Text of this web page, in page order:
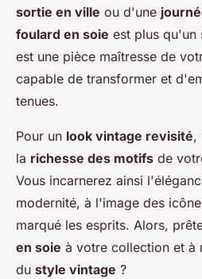
sortie en ville ou d'une
foulard en soie est plus qu'un
est une pièce maîtresse de
capable de transformer et
tenues.
Pour un look vintage revisité,
la richesse des motifs de
Vous incarnerez ainsi
modernité, à l'image des
marqué les esprits. Alors,
en soie à votre collection et à
du style vintage ?